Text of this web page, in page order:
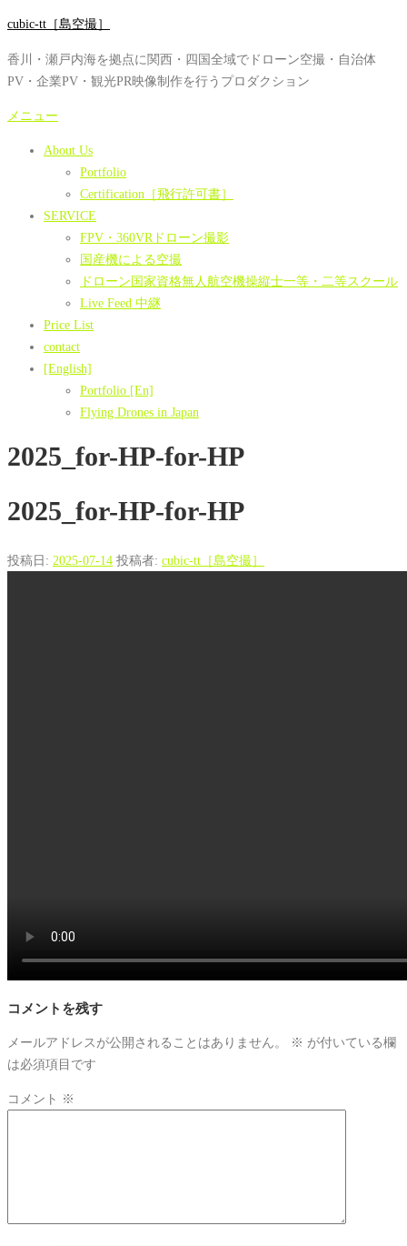
コ
テ
ン
ツ
cubic-tt［島空撮］
香川・瀬戸内海を拠点に関西・四国全域でドローン空撮・自治体
PV・企業PV・観光PR映像制作を行うプロダクション
メニュー
About Us
Portfolio
Certification［飛行許可書］
SERVICE
FPV・360VRドローン撮影
国産機による空撮
ドローン国家資格無人航空機操縦士一等・二等スクール
Live Feed 中継
Price List
contact
[English]
Portfolio [En]
Flying Drones in Japan
2025_for-HP-for-HP
2025_for-HP-for-HP
投稿日: 2025-07-14 投稿者: cubic-tt［島空撮］
コメントを残す
メールアドレスが公開されることはありません。 ※ が付いている欄
は必須項目です
コメント ※